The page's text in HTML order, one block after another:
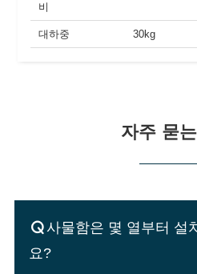
비
대하중 30kg
자주 묻
사물함은 몇 열부터 설
요?